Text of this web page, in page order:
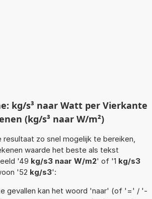
kg/s³ naar Watt per Vierkante
(kg/s³ naar W/m²)
zo snel mogelijk te bereiken,
waarde het beste als tekst
'49 kg/s3 naar W/m2' of '1 kg/s3
'52 kg/s3':
gevallen kan het woord 'naar' (of '=' / '-